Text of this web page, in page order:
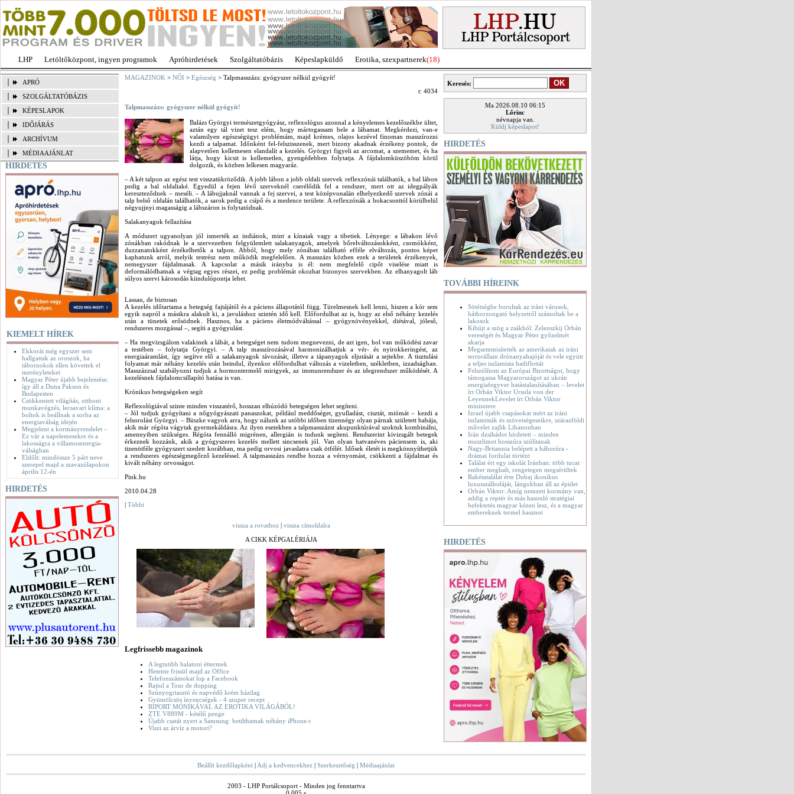
LHP Letöltőközpont, ingyen programok Apróhirdetések Szolgáltatóbázis Képeslapküldő Erotika, szexpartnerek(18)
APRÓ
SZOLGÁLTATÓBÁZIS
KÉPESLAPOK
IDŐJÁRÁS
ARCHÍVUM
MÉDIAAJÁNLAT
HIRDETÉS
KIEMELT HÍREK
Ekkorát még egyszer sem
hallgattak az oroszok, ha
tábornokok ellen követtek el
merényleteket
Magyar Péter újabb bejelentése:
így áll a Duna Pakson és
Budapesten
Csökkentett világítás, otthoni
munkavégzés, lecsavart klíma: a
boltok is beállnak a sorba az
energiaválság idején
Megjelent a kormányrendelet –
Ez vár a napelemesekre és a
lakosságra a villamosenergia-
válságban
Eldőlt: mindössze 5 párt neve
szerepel majd a szavazólapokon
április 12-én
HIRDETÉS
MAGAZINOK > NŐI > Egészség > Talpmasszázs: gyógyszer nélkül gyógyít!
t: 4034
Talpmasszázs: gyógyszer nélkül gyógyít!
Balázs Györgyi természetgyógyász, reflexológus azonnal a kényelemes kezelőszékbe ültet,
aztán egy tál vizet tesz elém, hogy mártogassam bele a lábamat. Megkérdezi, van-e
valamilyen egészségügyi problémám, majd krémes, olajos kezével finoman masszírozni
kezdi a talpamat. Időnként fel-felszisszenek, mert bizony akadnak érzékeny pontok, de
alapvetően kellemesen elandalít a kezelés. Györgyi figyeli az arcomat, a szememet, és ha
látja, hogy kicsit is kellemetlen, gyengédebben folytatja. A fájdalomküszöböm körül
dolgozik, és közben lelkesen magyaráz.
– A két talpon az egész test visszatükröződik. A jobb lábon a jobb oldali szervek reflexzónái találhatók, a bal lábon
pedig a bal oldaliaké. Egyedül a fejen lévő szerveknél cserélődik fel a rendszer, mert ott az idegpályák
kereszteződnek – meséli. – A lábujjaknál vannak a fej szervei, a test középvonalán elhelyezkedő szervek zónái a
talp belső oldalán találhatók, a sarok pedig a csípő és a medence területe. A reflexzónák a bokacsonttól körülbelül
négyujjnyi magasságig a lábszáron is folytatódnak.
Salakanyagok fellazítása
A módszert ugyanolyan jól ismerték az indiánok, mint a kínaiak vagy a tibetiek. Lényege: a lábakon lévő
zónákban rakódnak le a szervezetben felgyülemlett salakanyagok, amelyek bőrelváltozásokként, csomókként,
duzzanatokként érzékelhetők a talpon. Abból, hogy mely zónában található efféle elváltozás, pontos képet
kaphatunk arról, melyik testrész nem működik megfelelően. A masszázs közben ezek a területek érzékenyek,
nemegyszer fájdalmasak. A kapcsolat a másik irányba is él: nem megfelelő cipőt viselése miatt is
deformálódhatnak a végtag egyes részei, ez pedig problémát okozhat bizonyos szervekben. Az elhanyagolt láb
súlyos szervi károsodás kiindulópontja lehet.
Lassan, de biztosan
A kezelés időtartama a betegség fajtájától és a páciens állapotától függ. Türelmesnek kell lenni, hiszen a kór sem
egyik napról a másikra alakult ki, a javuláshoz szintén idő kell. Előfordulhat az is, hogy az első néhány kezelés
után a tünetek erősödnek. Hasznos, ha a páciens életmódváltással – gyógynövényekkel, diétával, jóleső,
rendszeres mozgással –, segíti a gyógyulást.
– Ha megvizsgálom valakinek a lábát, a betegséget nem tudom megnevezni, de azt igen, hol van működési zavar
a testében – folytatja Györgyi. – A talp masszírozásával harmonizálhatjuk a vér- és nyirokkeringést, az
energiaáramlást, így segítve elő a salakanyagok távozását, illetve a tápanyagok eljutását a sejtekbe. A tisztulási
folyamat már néhány kezelés után beindul, ilyenkor előfordulhat változás a vizeletben, székletben, izzadságban.
Masszázzsal szabályozni tudjuk a hormontermelő mirigyek, az immunrendszer és az idegrendszer működését. A
kezelésnek fájdalomcsillapító hatása is van.
Krónikus betegségeken segít
Reflexológiával szinte minden visszatérő, hosszan elhúzódó betegségen lehet segíteni.
– Jól tudjuk gyógyítani a nőgyógyászati panaszokat, például meddőséget, gyulladást, cisztát, miómát – kezdi a
felsorolást Györgyi. – Büszke vagyok arra, hogy nálunk az utóbbi időben tizennégy olyan párnak született babája,
akik már régóta vágytak gyermekáldásra. Az ilyen esetekben a talpmasszázst akupunktúrával szoktuk kombinálni,
amennyiben szükséges. Régóta fennálló migrénen, allergián is tudunk segíteni. Rendszerint kivizsgált betegek
érkeznek hozzánk, akik a gyógyszeres kezelés mellett sincsenek jól. Van olyan hatvanéves páciensem is, aki
tizenötféle gyógyszert szedett korábban, ma pedig orvosi javaslatra csak ötfélét. Idősek életét is megkönnyíthetjük
a rendszeres egészségmegőrző kezeléssel. A talpmasszázs rendbe hozza a vérnyomást, csökkenti a fájdalmat és
kivált néhány orvosságot.
Pink.hu
2010.04.28
Többi
vissza a rovathoz
vissza címoldalra
A CIKK KÉPGALÉRIÁJA
Legfrissebb magazinok
A legtutibb balatoni éttermek
Hetente frissül majd az Office
Telefonszámokat lop a Facebook
Rajtol a Tour de dopping
Szúnyogriasztó és napvédő krém házilag
Gyümölcsös ínyencségek - 4 szuper recept
RIPORT MÓNIKÁVAL AZ EROTIKA VILÁGÁBÓL!
ZTE V889M - kétélű penge
Újabb csatát nyert a Samsung: betilthatnak néhány iPhone-t
Viszi az árvíz a motort?
Keresés:
Ma 2026.08.10 06:15
Lőrinc
névnapja van.
Küldj képeslapot!
HIRDETÉS
TOVÁBBI HÍREINK
Sötétségbe borultak az iráni városok,
hátborzongató helyzetről számoltak be a
lakosok
Kibújt a szög a zsákból: Zelenszkij Orbán
vereségét és Magyar Péter győzelmét
akarja
Megsemmisítették az amerikaiak az iráni
terrorállam drónanyahajóját és vele együtt
a teljes iszlamista hadiflottát
Felszólítom az Európai Bizottságot, hogy
támogassa Magyarországot az ukrán
energiafegyver hatástalanításában – levelet
írt Orbán Viktor Ursula von der
LeyennekLevelet írt Orbán Viktor
minisztere
Izrael újabb csapásokat mért az iráni
iszlamisták és szövetségeseikre, szárazföldi
művelet zajlik Libanonban
Irán dzsihádot hirdetett – minden
muszlimot bosszúra szólítanak
Nagy-Britannia belépett a háborúra -
drámai fordulat történt
Találat ért egy iskolát Iránban: több tucat
ember meghalt, rengetegen megsérültek
Rakétatalálat érte Dubaj ikonikus
luxusszállodáját, lángokban áll az épület
Orbán Viktor: Amíg nemzeti kormány van,
addig a reptér és más hasonló stratégiai
befektetés magyar kézen lesz, és a magyar
embereknek termel hasznot
HIRDETÉS
Beállít kezdőlapként | Adj a kedvencekhez | Szerkesztőség | Médiaajánlat
2003 - LHP Portálcsoport - Minden jog fenntartva